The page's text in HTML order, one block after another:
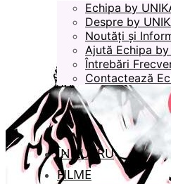
Echipa by
Despre by
Noutăți și
Ajută Echipa by
Întrebări
Contactează
ÎN LUCRU
FILME